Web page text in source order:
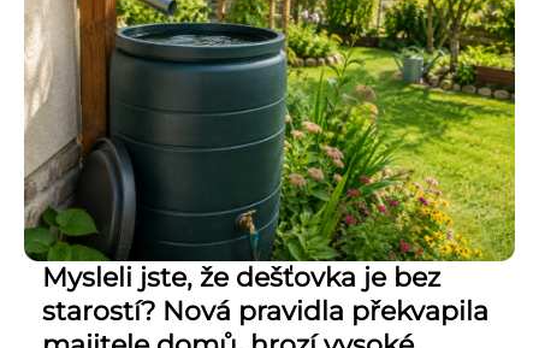
Mysleli jste, že dešťovka je bez
starostí? Nová pravidla překvapila